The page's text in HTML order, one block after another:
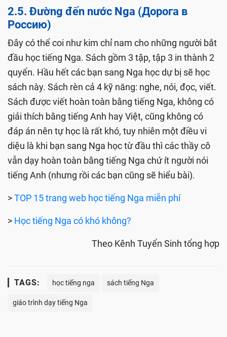
2.5. Đường đến nước Nga (Дорога в
Россию)
Đây có thể coi như kim chỉ nam cho những người bắt
đầu học tiếng Nga. Sách gồm 3 tập, tập 3 in thành 2
quyển. Hầu hết các bạn sang Nga học dự bị sẽ học
sách này. Sách rèn cả 4 kỹ năng: nghe, nói, đọc, viết.
Sách được viết hoàn toàn bằng tiếng Nga, không có
giải thích bằng tiếng Anh hay Việt, cũng không có
đáp án nên tự học là rất khó, tuy nhiên một điều vi
diệu là khi bạn sang Nga học từ đầu thì các thầy cô
vẫn dạy hoàn toàn bằng tiếng Nga chứ ít người nói
tiếng Anh (nhưng rồi các bạn cũng sẽ hiểu bài).
>TOP 15 trang web học tiếng Nga miễn phí
> Học tiếng Nga có khó không?
Theo Kênh Tuyển Sinh tổng hợp
TAGS: học tiếng nga sách tiếng Nga
giáo trình dạy tiếng Nga